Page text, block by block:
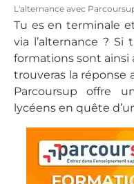
L'alternance avec
Tu es en terminale
via l’alternance ?
formations sont ainsi
trouveras la réponse
Parcoursup offre
lycéens en quête